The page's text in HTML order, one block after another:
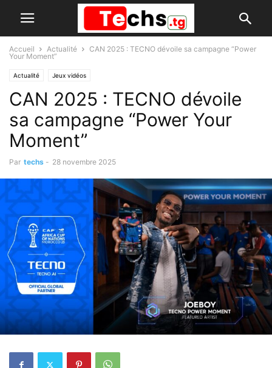
Accueil Actualité
CAN 2025 : TECNO dévoile sa campagne “Power
Your Moment”
Actualité Jeux vidéos
CAN 2025 : TECNO dévoile
sa campagne “Power Your
Moment”
Par techs - 28 novembre 2025